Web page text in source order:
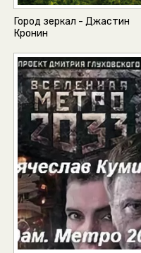
Город зеркал - Джастин
Кронин